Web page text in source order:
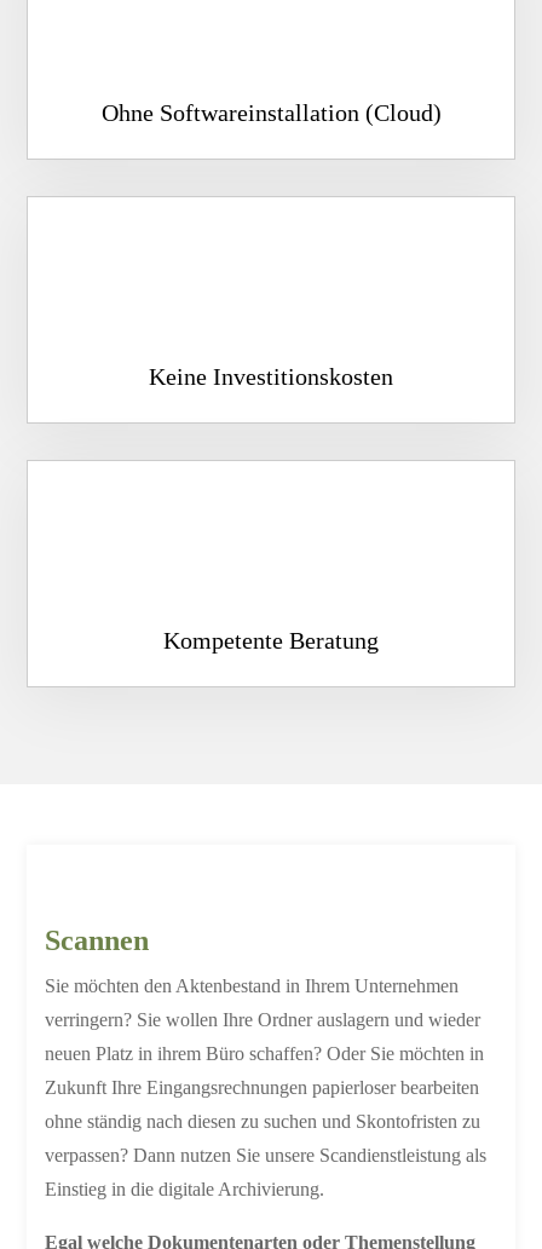
Ohne Softwareinstallation (Cloud)
Keine Investitionskosten
Kompetente Beratung
Scannen
Sie möchten den Aktenbestand in Ihrem Unternehmen
verringern? Sie wollen Ihre Ordner auslagern und wieder
neuen Platz in ihrem Büro schaffen? Oder Sie möchten in
Zukunft Ihre Eingangsrechnungen papierloser bearbeiten
ohne ständig nach diesen zu suchen und Skontofristen zu
verpassen? Dann nutzen Sie unsere Scandienstleistung als
Einstieg in die digitale Archivierung.
Egal welche Dokumentenarten oder Themenstellung